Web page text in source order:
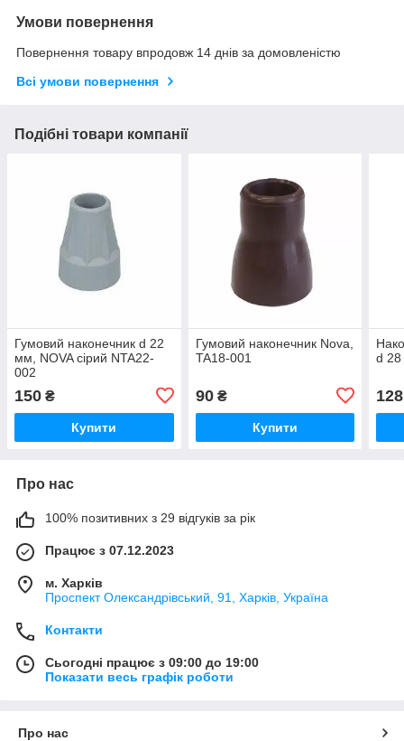
Умови повернення
Повернення товару впродовж 14 днів за домовленістю
Всі умови повернення
Подібні товари компанії
Гумовий наконечник d 22
мм, NOVA сірий NTA22-
002
150 ₴
Купити
Гумовий наконечник Nova,
TA18-001
90₴
Купити
d
128
Про нас
100% позитивних з 29 відгуків за рік
Працює з 07.12.2023
м. Харків
Проспект Олександрівський, 91, Харків, Україна
Контакти
Сьогодні працює з 09:00 до 19:00
Показати весь графік роботи
Про нас